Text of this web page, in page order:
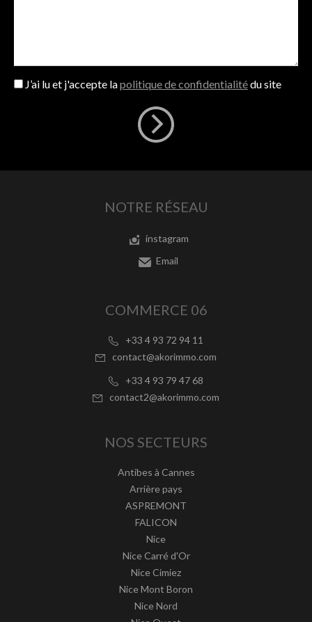
J’ai lu et j'accepte lapolitique de confidentialitédu site
NOTRE RÉSEAU
instagram
Email
COMMERCE 06
+33 4 93 72 94 11
contact@akorimmo.com
+33 4 93 79 47 68
contact2@akorimmo.com
NOS SECTEURS
Antibes à Cannes
Arrière pays
ASPREMONT
FALICON
Nice
Nice Carré d'Or
Nice Cimiez
Nice Mont Boron
Nice Nord